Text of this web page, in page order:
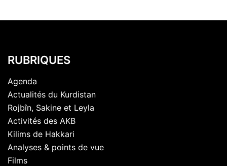
RUBRIQUES
Agenda
Actualités du Kurdistan
Rojbîn, Sakine et Leyla
Activités des AKB
Kilims de Hakkari
Analyses & points de vue
Films